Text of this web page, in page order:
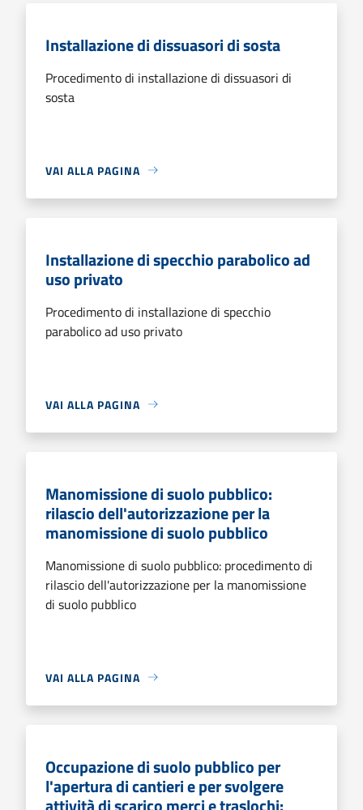
Installazione di dissuasori di sosta
Procedimento di installazione di dissuasori di
sosta
VAI ALLA PAGINA
Installazione di specchio parabolico ad
uso privato
Procedimento di installazione di specchio
parabolico ad uso privato
VAI ALLA PAGINA
Manomissione di suolo pubblico:
rilascio dell'autorizzazione per la
manomissione di suolo pubblico
Manomissione di suolo pubblico: procedimento di
rilascio dell'autorizzazione per la manomissione
di suolo pubblico
VAI ALLA PAGINA
Occupazione di suolo pubblico per
l'apertura di cantieri e per svolgere